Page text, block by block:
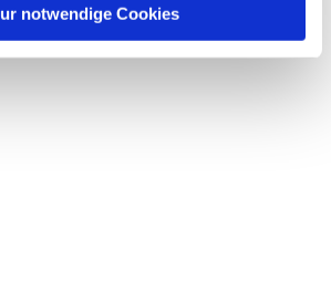
notwendige Cookies